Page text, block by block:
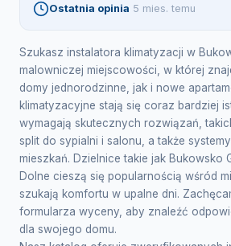
Ostatnia opinia 5 mies. temu
Szukasz instalatora klimatyzacji w
malowniczej miejscowości, w której
domy jednorodzinne, jak i nowe
klimatyzacyjne stają się coraz bardziej
wymagają skutecznych rozwiązań,
split do sypialni i salonu, a także
mieszkań. Dzielnice takie jak Bukowsko
Dolne cieszą się popularnością wśród
szukają komfortu w upalne dni.
formularza wyceny, aby znaleźć
dla swojego domu.